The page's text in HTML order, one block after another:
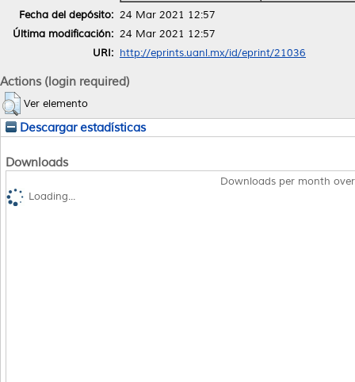
Fecha del depósito: 24 Mar 2021 12:57
Última modificación: 24 Mar 2021 12:57
URI: http://eprints.uanl.mx/id/eprint/21036
Actions (login required)
Ver elemento
Descargar estadísticas
Downloads
Downloads per month
Loading...